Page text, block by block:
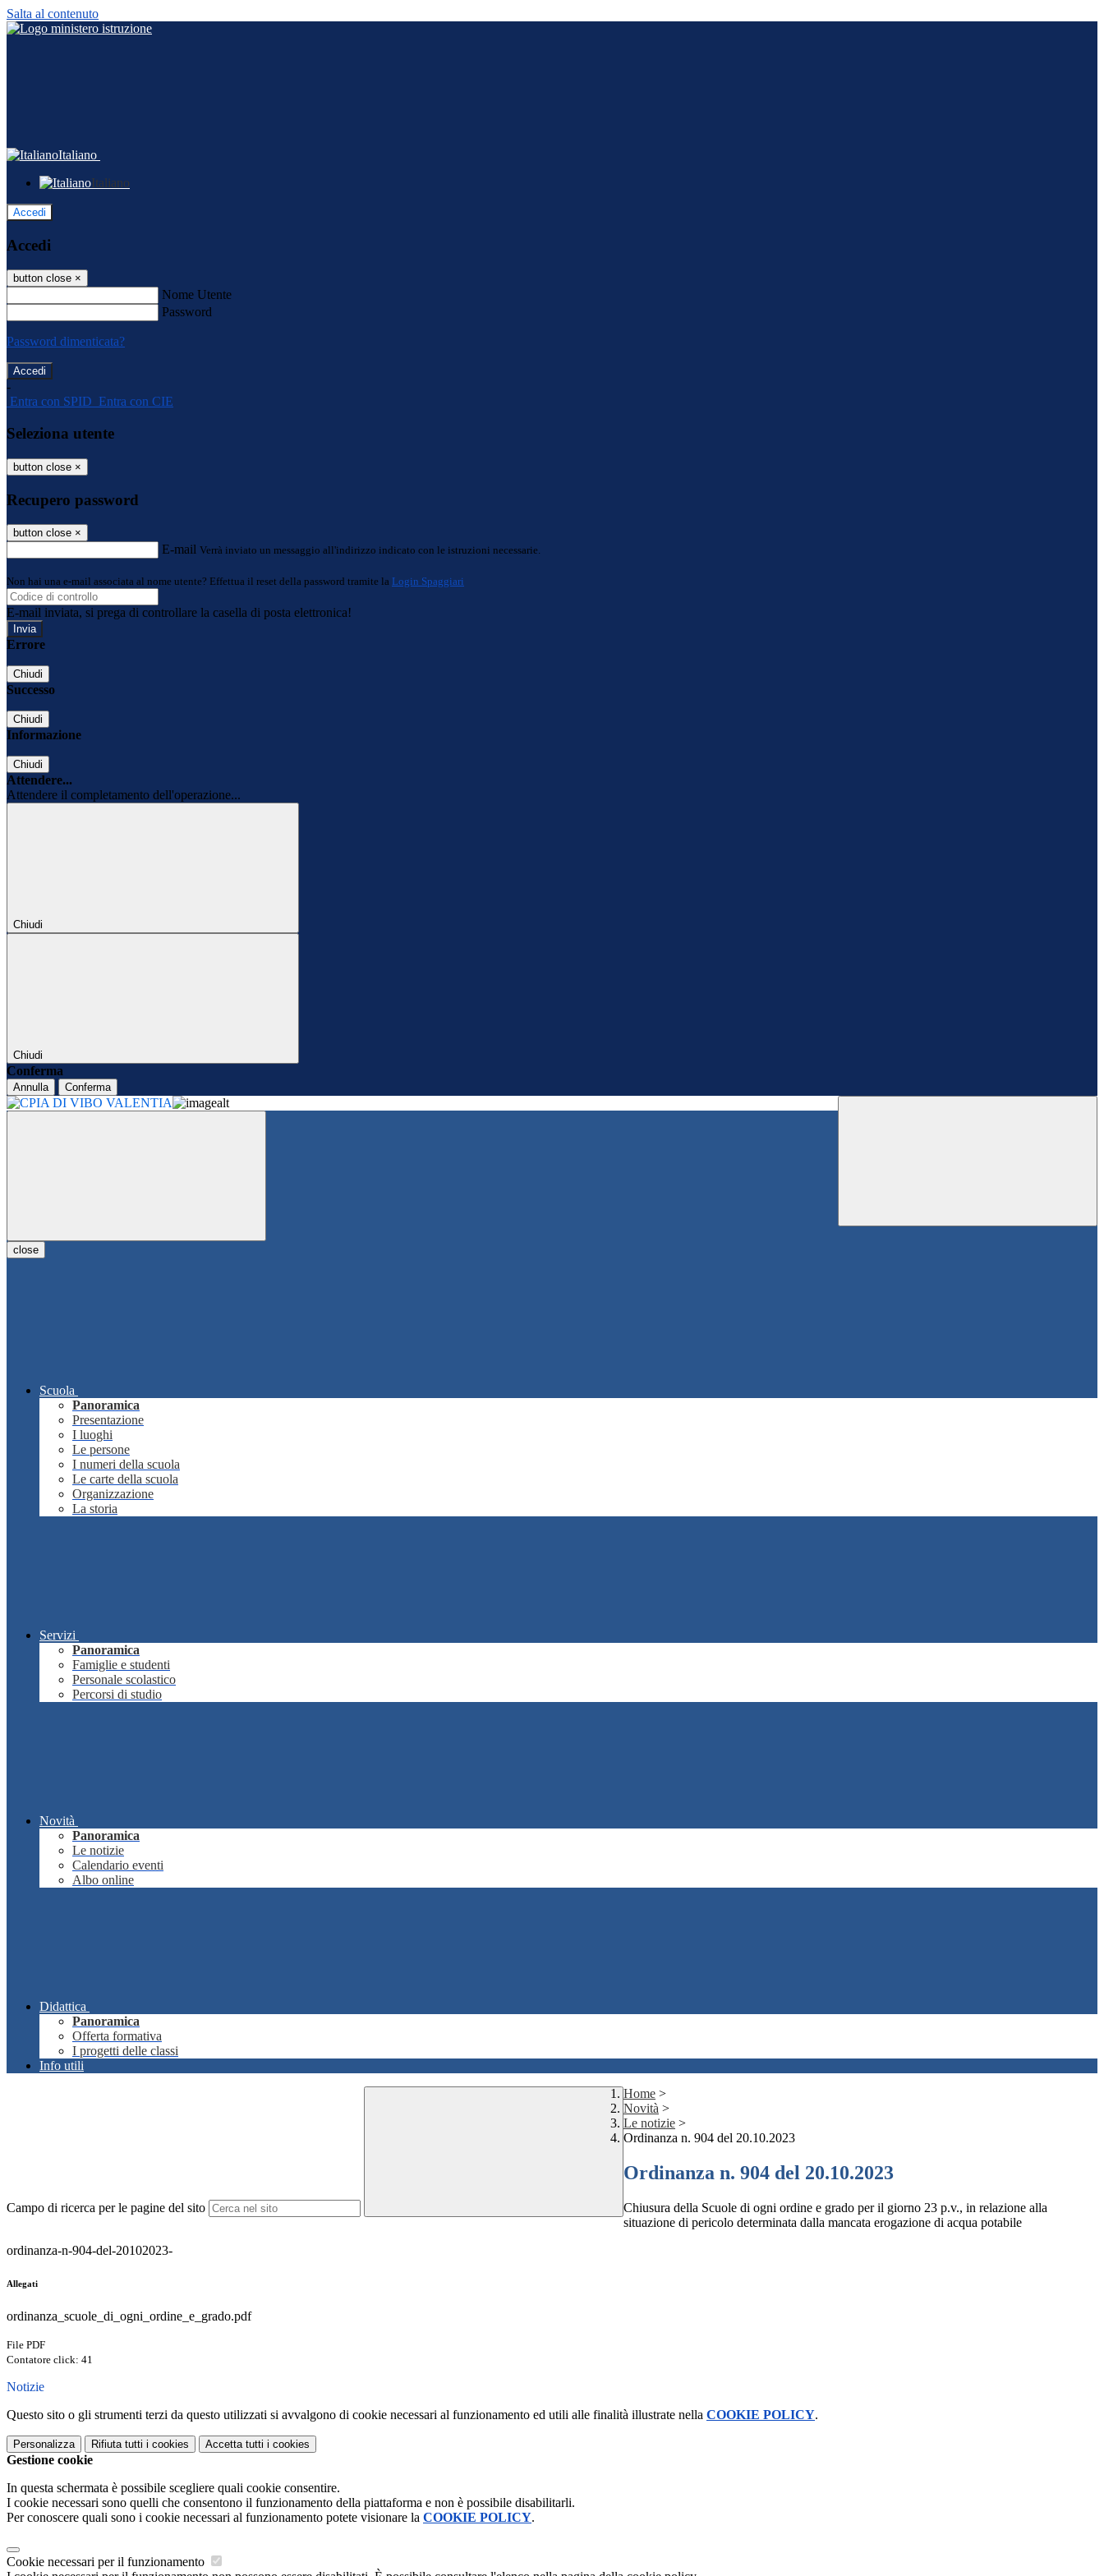
Salta al contenuto
Italiano
Italiano
Accedi
Accedi
button close ×
Nome Utente
Password
Password dimenticata?
-
Entra con SPID Entra con CIE
Seleziona utente
button close ×
Recupero password
button close ×
E-mail Verrà inviato un messaggio all'indirizzo indicato con le istruzioni necessarie.
Non hai una e-mail associata al nome utente? Effettua il reset della password tramite la Login Spaggiari
E-mail inviata, si prega di controllare la casella di posta elettronica!
Errore
Chiudi
Successo
Chiudi
Informazione
Chiudi
Attendere...
Attendere il completamento dell'operazione...
Chiudi
Chiudi
Conferma
Annulla Conferma
close
Scuola
Panoramica
Presentazione
I luoghi
Le persone
I numeri della scuola
Le carte della scuola
Organizzazione
La storia
Servizi
Panoramica
Famiglie e studenti
Personale scolastico
Percorsi di studio
Novità
Panoramica
Le notizie
Calendario eventi
Albo online
Didattica
Panoramica
Offerta formativa
I progetti delle classi
Info utili
Campo di ricerca per le pagine del sito
Home >
Novità >
Le notizie >
Ordinanza n. 904 del 20.10.2023
Ordinanza n. 904 del 20.10.2023
Chiusura della Scuole di ogni ordine e grado per il giorno 23 p.v., in relazione alla
situazione di pericolo determinata dalla mancata erogazione di acqua potabile
ordinanza-n-904-del-20102023-
Allegati
ordinanza_scuole_di_ogni_ordine_e_grado.pdf
File PDF
Contatore click: 41
Notizie
Questo sito o gli strumenti terzi da questo utilizzati si avvalgono di cookie necessari al funzionamento ed utili alle finalità illustrate nella COOKIE POLICY.
Personalizza Rifiuta tutti i cookies Accetta tutti i cookies
Gestione cookie
In questa schermata è possibile scegliere quali cookie consentire.
I cookie necessari sono quelli che consentono il funzionamento della piattaforma e non è possibile disabilitarli.
Per conoscere quali sono i cookie necessari al funzionamento potete visionare la COOKIE POLICY.
Cookie necessari per il funzionamento